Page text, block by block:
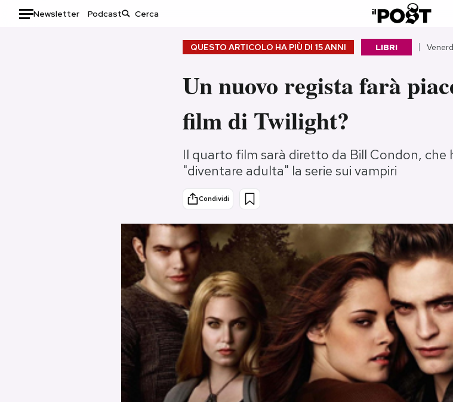
Newsletter Podcast
Storie/Idee
Ok Boomer!
Mondiali calcio 2026
QUESTO ARTICOLO HA PIÙ DI 15 ANNI LIBRI
Un nuovo regista farà
film di Twilight?
Il quarto film sarà diretto da Bill Condon,
"diventare adulta" la serie sui vampiri
Condividi